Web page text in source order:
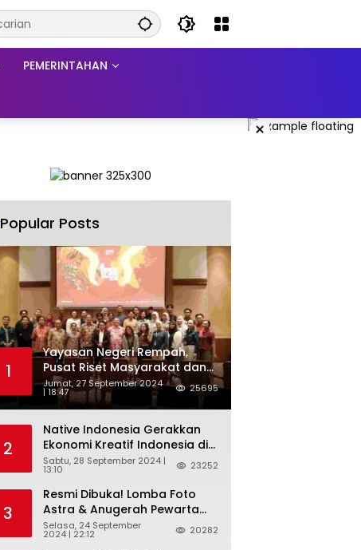
PEMERINTAHAN
×
Popular Posts
1
Yayasan Negeri Rempah,
Pusat Riset Masyarakat dan
Budaya, dan Badan Riset dan
Inovasi Nasional ( BRIN )
Sukses Gelar International
Forum on Spice Routes (IFSR)
2024
Jumat, 27 September 2024
| 18:47 25695
2
Native Indonesia Gerakkan
Ekonomi Kreatif Indonesia di
Belgia Lewat “TELUSUR Kain
Indonesia”
Sabtu, 28 September 2024 |
13:10 23252
3
Resmi Dibuka! Lomba Foto
Astra & Anugerah Pewarta
Astra 2024: Bersama,
Berkarya, Berkelanjutan
Selasa, 24 September
2024 | 22:12 20282